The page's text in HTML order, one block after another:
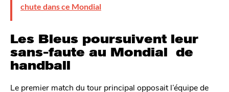
chute dans ce Mondial
Les Bleus poursuivent leur
sans-faute au Mondial de
handball
Le premier match du tour principal opposait l’équipe de